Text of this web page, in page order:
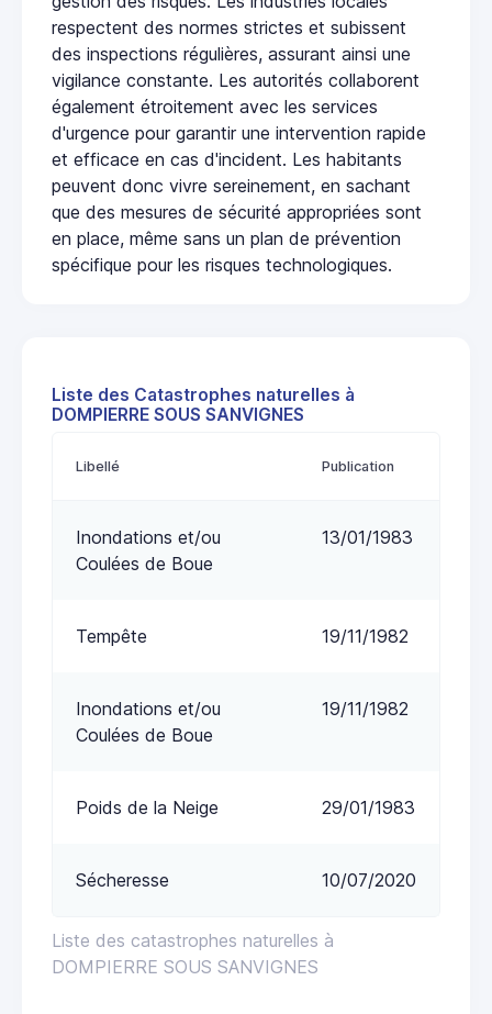
respectent des normes strictes et subissent
des inspections régulières, assurant ainsi une
vigilance constante. Les autorités collaborent
également étroitement avec les services
d'urgence pour garantir une intervention rapide
et efficace en cas d'incident. Les habitants
peuvent donc vivre sereinement, en sachant
que des mesures de sécurité appropriées sont
en place, même sans un plan de prévention
spécifique pour les risques technologiques.
Liste des Catastrophes naturelles à
DOMPIERRE SOUS SANVIGNES
Liste des catastrophes naturelles à
DOMPIERRE SOUS SANVIGNES
Libellé Publication
Inondations et/ou
Coulées de Boue
13/01/1983
Tempête 19/11/1982
Inondations et/ou
Coulées de Boue
19/11/1982
Poids de la Neige 29/01/1983
Sécheresse 10/07/2020